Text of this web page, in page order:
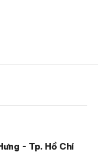
- Tp. Hồ Chí